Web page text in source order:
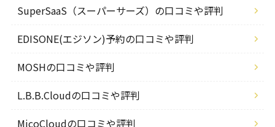
SuperSaaS（スーパーサーズ）の口コミや評判
EDISONE(エジソン)予約の口コミや評判
MOSHの口コミや評判
L.B.B.Cloudの口コミや評判
MicoCloudの口コミや評判